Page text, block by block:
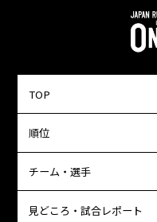
TOP
順位
チーム・選手
見どころ・試合レポート